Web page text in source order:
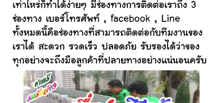
เท่าไหร่ก็ทำได้ง่ายๆ มีช่องทางการติดต่อเราถึง 3
ช่องทาง เบอร์โทรศัพท์ , facebook , Line
ทั้งหมดนี้คือช่องทางที่สามารถติดต่อกับทีมงานของ
เราได้ สะดวก รวดเร็ว ปลอดภัย รับรองได้ว่าของ
ทุกอย่างจะถึงมือลูกค้าที่ปลายทางอย่างแน่นอนครับ